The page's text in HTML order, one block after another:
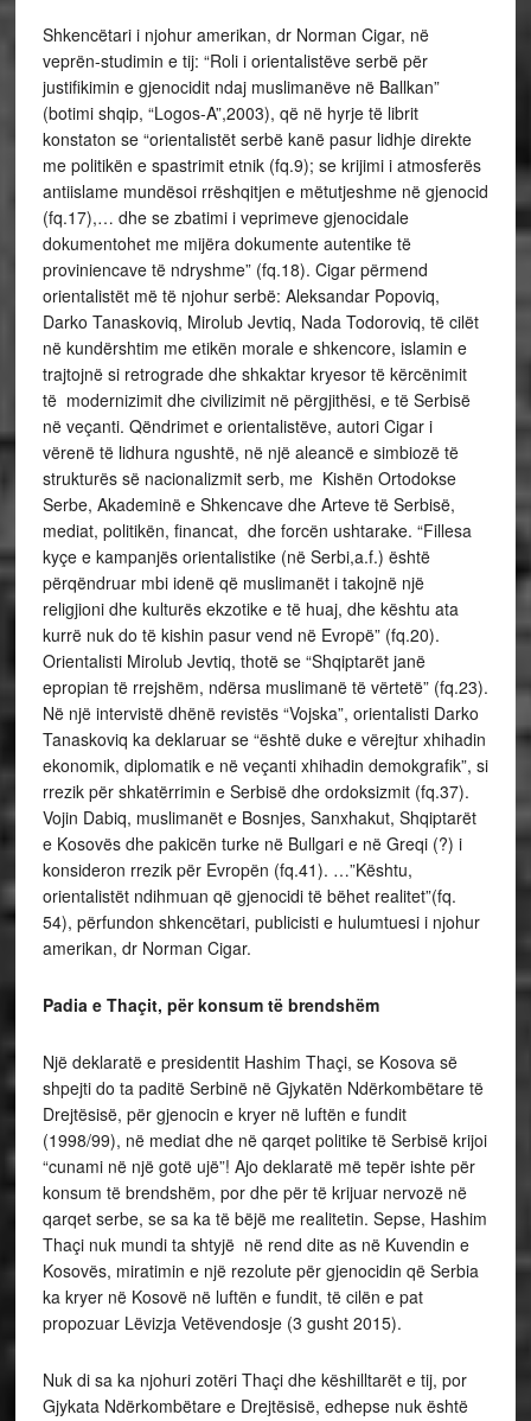
Shkencëtari i njohur amerikan, dr Norman Cigar, në
veprën-studimin e tij: “Roli i orientalistëve serbë për
justifikimin e gjenocidit ndaj muslimanëve në Ballkan”
(botimi shqip, “Logos-A”,2003), që në hyrje të librit
konstaton se “orientalistët serbë kanë pasur lidhje direkte
me politikën e spastrimit etnik (fq.9); se krijimi i atmosferës
antiislame mundësoi rrëshqitjen e mëtutjeshme në gjenocid
(fq.17),… dhe se zbatimi i veprimeve gjenocidale
dokumentohet me mijëra dokumente autentike të
proviniencave të ndryshme” (fq.18). Cigar përmend
orientalistët më të njohur serbë: Aleksandar Popoviq,
Darko Tanaskoviq, Mirolub Jevtiq, Nada Todoroviq, të cilët
në kundërshtim me etikën morale e shkencore, islamin e
trajtojnë si retrograde dhe shkaktar kryesor të kërcënimit
të modernizimit dhe civilizimit në përgjithësi, e të Serbisë
në veçanti. Qëndrimet e orientalistëve, autori Cigar i
vërenë të lidhura ngushtë, në një aleancë e simbiozë të
strukturës së nacionalizmit serb, me Kishën Ortodokse
Serbe, Akademinë e Shkencave dhe Arteve të Serbisë,
mediat, politikën, financat, dhe forcën ushtarake. “Fillesa
kyçe e kampanjës orientalistike (në Serbi,a.f.) është
përqëndruar mbi idenë që muslimanët i takojnë një
religjioni dhe kulturës ekzotike e të huaj, dhe kështu ata
kurrë nuk do të kishin pasur vend në Evropë” (fq.20).
Orientalisti Mirolub Jevtiq, thotë se “Shqiptarët janë
epropian të rrejshëm, ndërsa muslimanë të vërtetë” (fq.23).
Në një intervistë dhënë revistës “Vojska”, orientalisti Darko
Tanaskoviq ka deklaruar se “është duke e vërejtur xhihadin
ekonomik, diplomatik e në veçanti xhihadin demokgrafik”, si
rrezik për shkatërrimin e Serbisë dhe ordoksizmit (fq.37).
Vojin Dabiq, muslimanët e Bosnjes, Sanxhakut, Shqiptarët
e Kosovës dhe pakicën turke në Bullgari e në Greqi (?) i
konsideron rrezik për Evropën (fq.41). …”Kështu,
orientalistët ndihmuan që gjenocidi të bëhet realitet”(fq.
54), përfundon shkencëtari, publicisti e hulumtuesi i njohur
amerikan, dr Norman Cigar.
Padia e Thaçit, për konsum të brendshëm
Një deklaratë e presidentit Hashim Thaçi, se Kosova së
shpejti do ta paditë Serbinë në Gjykatën Ndërkombëtare të
Drejtësisë, për gjenocin e kryer në luftën e fundit
(1998/99), në mediat dhe në qarqet politike të Serbisë krijoi
“cunami në një gotë ujë”! Ajo deklaratë më tepër ishte për
konsum të brendshëm, por dhe për të krijuar nervozë në
qarqet serbe, se sa ka të bëjë me realitetin. Sepse, Hashim
Thaçi nuk mundi ta shtyjë në rend dite as në Kuvendin e
Kosovës, miratimin e një rezolute për gjenocidin që Serbia
ka kryer në Kosovë në luftën e fundit, të cilën e pat
propozuar Lëvizja Vetëvendosje (3 gusht 2015).
Nuk di sa ka njohuri zotëri Thaçi dhe këshilltarët e tij, por
Gjykata Ndërkombëtare e Drejtësisë, edhepse nuk është